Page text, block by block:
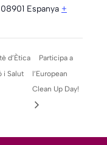
08901 Espanya +
d’Ètica
i Salut
Participa a
l’European
Clean Up Day!